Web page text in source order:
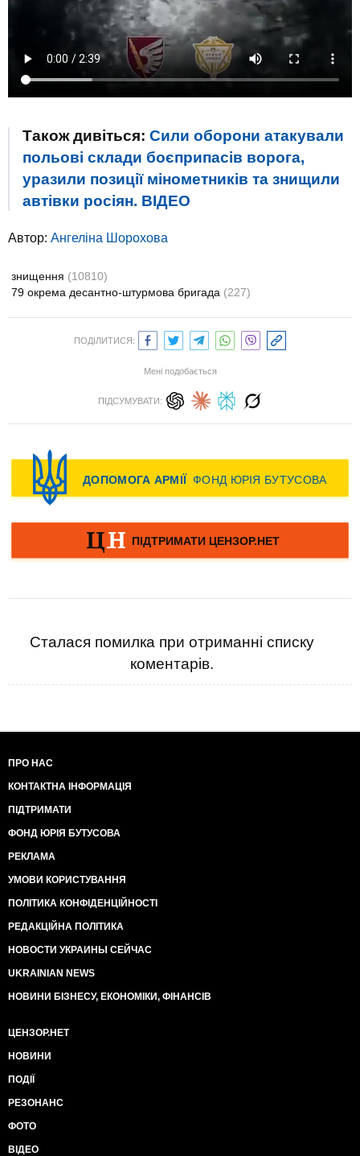
Також дивіться: Сили оборони атакували
польові склади боєприпасів ворога,
уразили позиції мінометників та знищили
автівки росіян. ВIДЕО
Автор: Ангеліна Шорохова
знищення (10810)
79 окрема десантно-штурмова бригада (227)
ПОДІЛИТИСЯ:
Мені подобається
ПІДСУМУВАТИ:
Сталася помилка при отриманні списку
коментарів.
ПРО НАС
КОНТАКТНА ІНФОРМАЦІЯ
ПІДТРИМАТИ
ФОНД ЮРІЯ БУТУСОВА
РЕКЛАМА
УМОВИ КОРИСТУВАННЯ
ПОЛІТИКА КОНФІДЕНЦІЙНОСТІ
РЕДАКЦІЙНА ПОЛІТИКА
НОВОСТИ УКРАИНЫ СЕЙЧАС
UKRAINIAN NEWS
НОВИНИ БІЗНЕСУ, ЕКОНОМІКИ, ФІНАНСІВ
ЦЕНЗОР.НЕТ
НОВИНИ
ПОДІЇ
РЕЗОНАНС
ФОТО
ВІДЕО